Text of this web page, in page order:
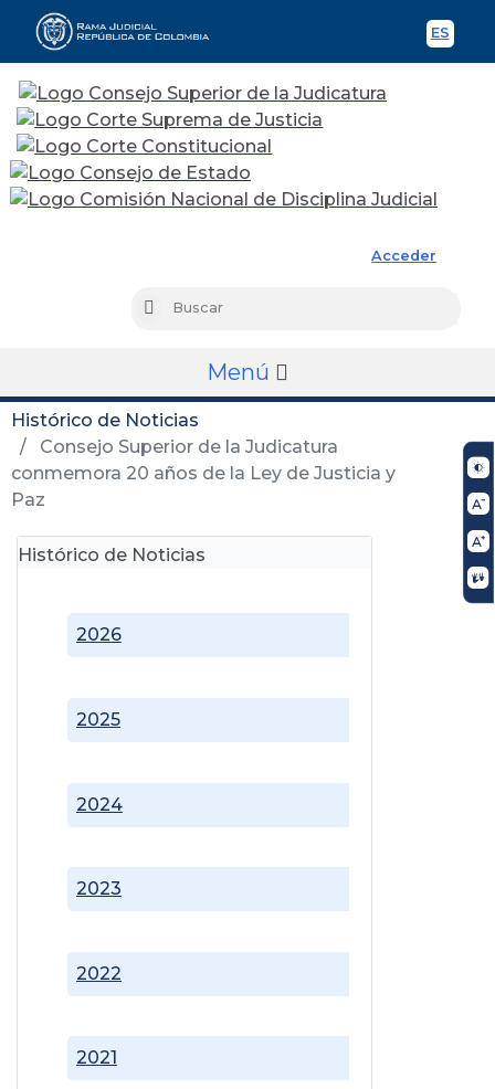
ES
Acceder
Buscar
Menú
Histórico de Noticias
Consejo Superior de la Judicatura
conmemora 20 años de la Ley de Justicia y
Paz
Histórico de Noticias
2021
2022
2023
2024
2025
2026